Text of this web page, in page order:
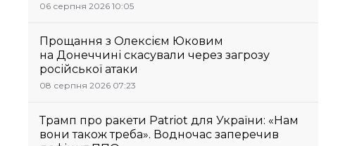
06 серпня 2026 10:05
Прощання з Олексієм Юковим
на Донеччині скасували через загрозу
російської атаки
08 серпня 2026 07:23
Трамп про ракети Patriot для України: «Нам
вони також треба». Водночас заперечив